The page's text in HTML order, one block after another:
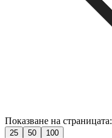
Показване на страницата:
25 50 100